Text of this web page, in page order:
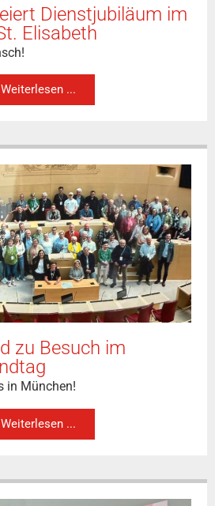
Dienstjubiläum im
Elisabeth
Weiterlesen ...
zu Besuch im
in München!
Weiterlesen ...